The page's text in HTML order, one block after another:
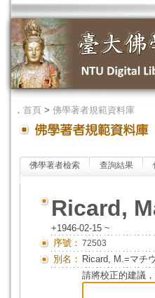
． 首頁 > 佛學著者規範資料庫
佛學著者檢索 查詢結果
Ricard,
+1946-02-15 ~
序號： 72503
別名： Ricard, M.=マチ
請將校正的建議